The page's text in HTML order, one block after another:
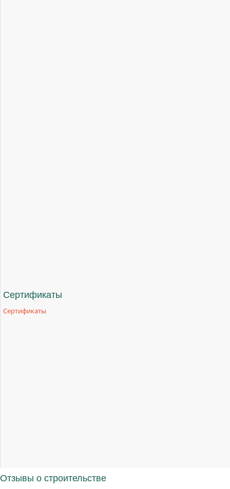
Сертификаты
Сертификаты
Отзывы о строительстве